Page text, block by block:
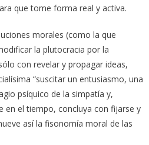
que tome forma real y activa.
morales (como la que
la plutocracia por la
con revelar y propagar ideas,
“suscitar un entusiasmo, una
psíquico de la simpatía y,
en el tiempo, concluya con fijarse y
así la fisonomía moral de las